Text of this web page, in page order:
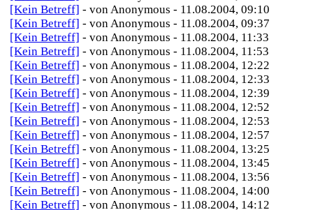
[Kein Betreff] - von Anonymous - 11.08.2004, 09:10
[Kein Betreff] - von Anonymous - 11.08.2004, 09:37
[Kein Betreff] - von Anonymous - 11.08.2004, 11:33
[Kein Betreff] - von Anonymous - 11.08.2004, 11:53
[Kein Betreff] - von Anonymous - 11.08.2004, 12:22
[Kein Betreff] - von Anonymous - 11.08.2004, 12:33
[Kein Betreff] - von Anonymous - 11.08.2004, 12:39
[Kein Betreff] - von Anonymous - 11.08.2004, 12:52
[Kein Betreff] - von Anonymous - 11.08.2004, 12:53
[Kein Betreff] - von Anonymous - 11.08.2004, 12:57
[Kein Betreff] - von Anonymous - 11.08.2004, 13:25
[Kein Betreff] - von Anonymous - 11.08.2004, 13:45
[Kein Betreff] - von Anonymous - 11.08.2004, 13:56
[Kein Betreff] - von Anonymous - 11.08.2004, 14:00
[Kein Betreff] - von Anonymous - 11.08.2004, 14:12